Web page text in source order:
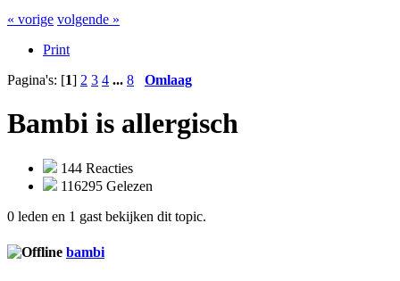
« vorige volgende »
Print
Pagina's: [1] 2 3 4 ... 8 Omlaag
Bambi is allergisch
144 Reacties
116295 Gelezen
0 leden en 1 gast bekijken dit topic.
bambi